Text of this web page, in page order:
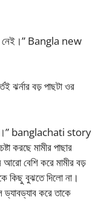
নেই।” Bangla new
ঝর্নার বড় পাছটা ওর
banglachati story
করছে মামীর পাছার
বেশি করে মামীর বড়
কিছু বুঝতে দিলো না।
ড্যাবড্যাব করে তাকে